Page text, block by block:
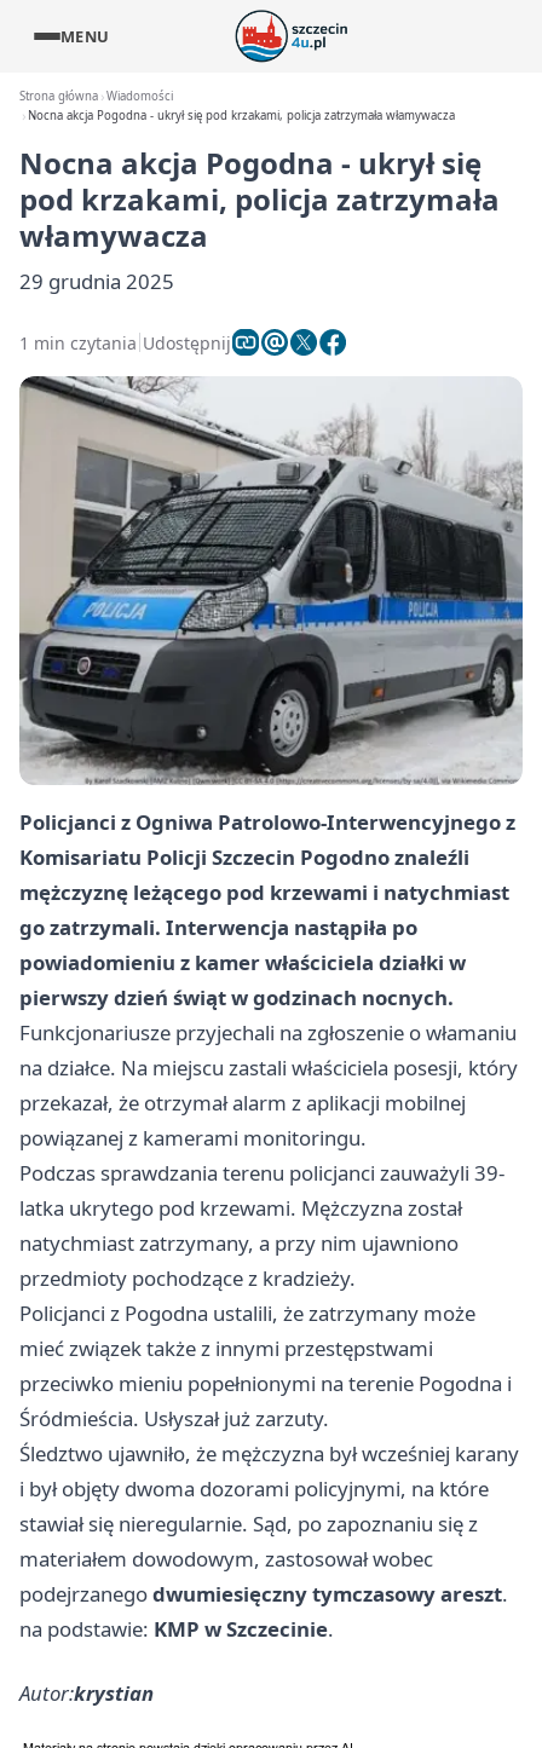
MENU
Strona główna Wiadomości
Nocna akcja Pogodna - ukrył się pod krzakami, policja zatrzymała włamywacza
Nocna akcja Pogodna - ukrył się
pod krzakami, policja zatrzymała
włamywacza
29 grudnia 2025
1 min czytania Udostępnij
Policjanci z Ogniwa Patrolowo-Interwencyjnego z
Komisariatu Policji Szczecin Pogodno znaleźli
mężczyznę leżącego pod krzewami i natychmiast
go zatrzymali. Interwencja nastąpiła po
powiadomieniu z kamer właściciela działki w
pierwszy dzień świąt w godzinach nocnych.
Funkcjonariusze przyjechali na zgłoszenie o włamaniu
na działce. Na miejscu zastali właściciela posesji, który
przekazał, że otrzymał alarm z aplikacji mobilnej
powiązanej z kamerami monitoringu.
Podczas sprawdzania terenu policjanci zauważyli 39-
latka ukrytego pod krzewami. Mężczyzna został
natychmiast zatrzymany, a przy nim ujawniono
przedmioty pochodzące z kradzieży.
Policjanci z Pogodna ustalili, że zatrzymany może
mieć związek także z innymi przestępstwami
przeciwko mieniu popełnionymi na terenie Pogodna i
Śródmieścia. Usłyszał już zarzuty.
Śledztwo ujawniło, że mężczyzna był wcześniej karany
i był objęty dwoma dozorami policyjnymi, na które
stawiał się nieregularnie. Sąd, po zapoznaniu się z
materiałem dowodowym, zastosował wobec
podejrzanegodwumiesięczny tymczasowy areszt.
na podstawie: KMP w Szczecinie.
Autor:krystian